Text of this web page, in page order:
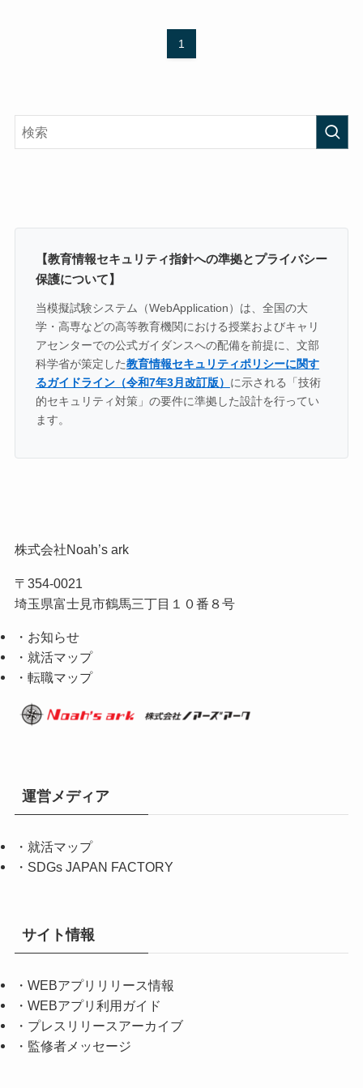
1
【教育情報セキュリティ指針への準拠とプライバシー
保護について】
当模擬試験システム（WebApplication）は、全国の大
学・高専などの高等教育機関における授業およびキャリ
アセンターでの公式ガイダンスへの配備を前提に、文部
科学省が策定した教育情報セキュリティポリシーに関す
るガイドライン（令和7年3月改訂版） に示される「技術
的セキュリティ対策」の要件に準拠した設計を行ってい
ます。
株式会社Noah’s ark
〒354-0021
埼玉県富士見市鶴馬三丁目１０番８号
・お知らせ
・就活マップ
・転職マップ
運営メディア
・ 就活マップ
・ SDGs JAPAN FACTORY
サイト情報
・ WEBアプリリリース情報
・ WEBアプリ利用ガイド
・ プレスリリースアーカイブ
・ 監修者メッセージ